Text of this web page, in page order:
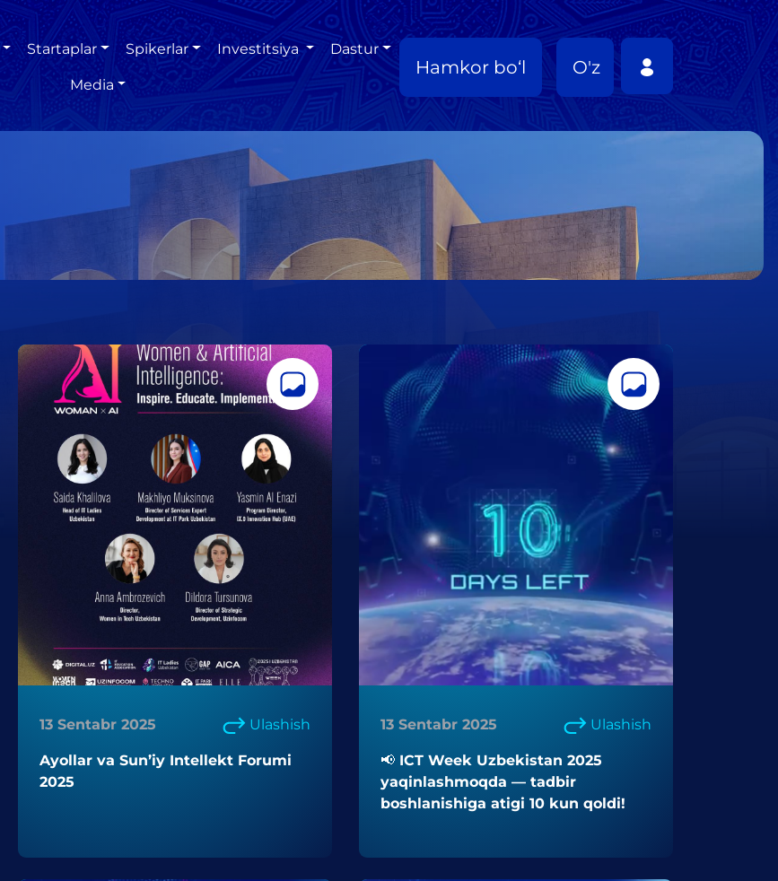
Startaplar Spikerlar Investitsiya Dastur
Media
Hamkor bo‘l O'z
13 Sentabr 2025 Ulashish
Ayollar va Sun’iy Intellekt Forumi
2025
13 Sentabr 2025 Ulashish
📢 ICT Week Uzbekistan 2025
yaqinlashmoqda — tadbir
boshlanishiga atigi 10 kun qoldi!